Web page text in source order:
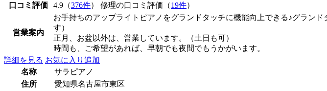
口コミ評価 4.9（376件） 修理の口コミ評価（19件）
営業案内
お手持ちのアップライトピアノをグランドタッチに機能向上できる♪グラン
す）
正月、お盆以外は、営業しています。（土日も可）
時間も、ご希望があれば、早朝でも夜間でもうかがいます。
詳細を見る お気に入り追加
名称
サラピアノ
住所
愛知県名古屋市東区